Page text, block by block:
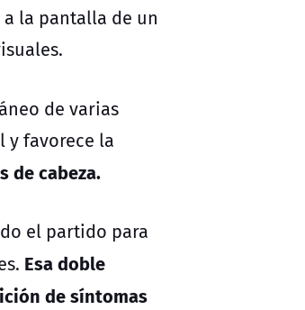
la pantalla de un
de varias
y favorece la
de cabeza.
el partido para
Esa doble
de síntomas